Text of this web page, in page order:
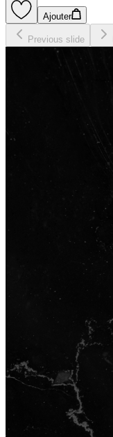
Ajouter
Previous slide